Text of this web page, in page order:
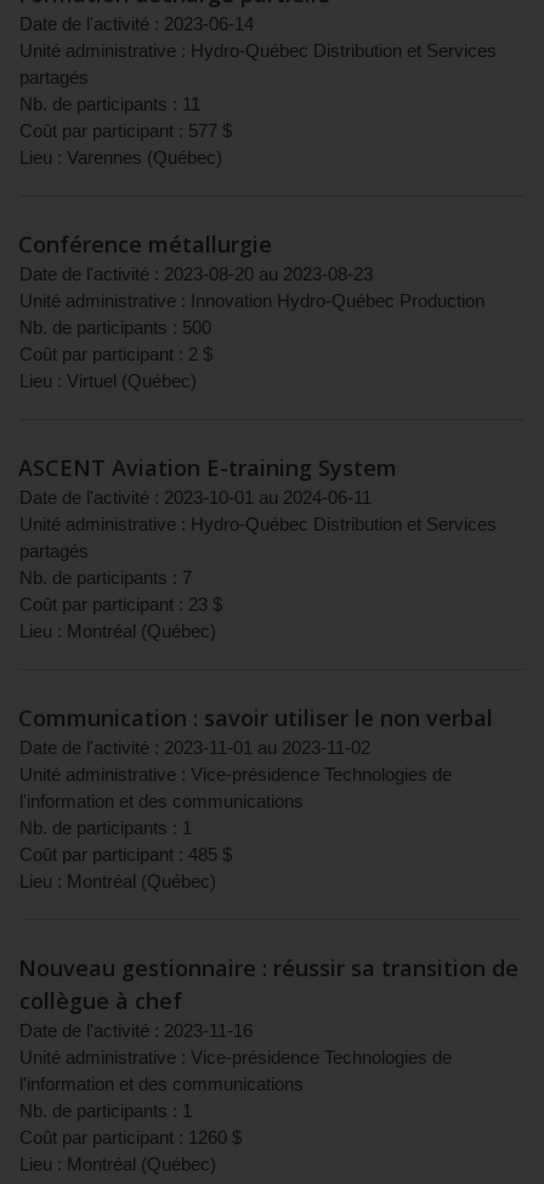
Date de l'activité : 2023-06-14
Unité administrative : Hydro-Québec Distribution et Services
partagés
Nb. de participants : 11
Coût par participant : 577 $
Lieu : Varennes (Québec)
Conférence métallurgie
Date de l'activité : 2023-08-20 au 2023-08-23
Unité administrative :
Innovation Hydro-Québec Production
Nb. de participants : 500
Coût par participant : 2 $
Lieu : Virtuel (Québec)
ASCENT Aviation E-training System
Date de l'activité : 2023-10-01 au 2024-06-11
Unité administrative : Hydro-Québec Distribution et Services
partagés
Nb. de participants : 7
Coût par participant : 23 $
Lieu : Montréal (Québec)
Communication : savoir utiliser le non verbal
Date de l'activité : 2023-11-01 au 2023-11-02
Unité administrative : Vice-présidence Technologies de
l'information et des communications
Nb. de participants : 1
Coût par participant : 485 $
Lieu : Montréal (Québec)
Nouveau gestionnaire : réussir sa transition de
collègue à chef
Date de l'activité : 2023-11-16
Unité administrative : Vice-présidence Technologies de
l'information et des communications
Nb. de participants : 1
Coût par participant : 1260 $
Lieu : Montréal (Québec)